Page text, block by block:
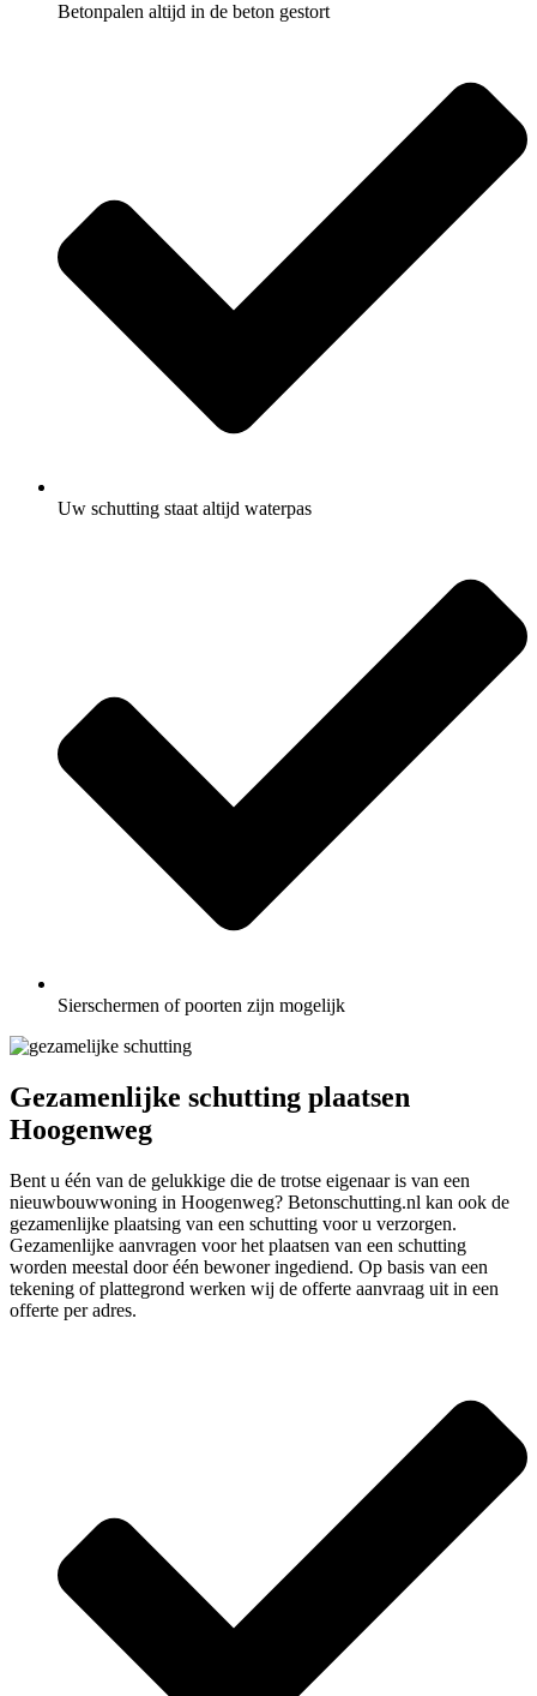
Betonpalen altijd in de beton gestort
Uw schutting staat altijd waterpas
Sierschermen of poorten zijn mogelijk
Gezamenlijke schutting plaatsen
Hoogenweg
Bent u één van de gelukkige die de trotse eigenaar is van een
nieuwbouwwoning in Hoogenweg? Betonschutting.nl kan ook de
gezamenlijke plaatsing van een schutting voor u verzorgen.
Gezamenlijke aanvragen voor het plaatsen van een schutting
worden meestal door één bewoner ingediend. Op basis van een
tekening of plattegrond werken wij de offerte aanvraag uit in een
offerte per adres.